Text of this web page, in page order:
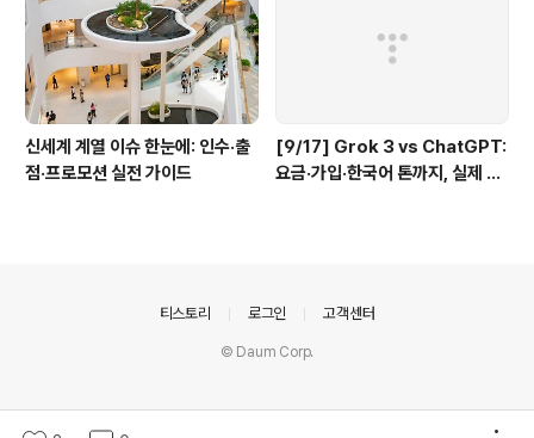
신세계 계열 이슈 한눈에: 인수·출
점·프로모션 실전 가이드
[9/17] Grok 3 vs ChatGPT:
요금·가입·한국어 톤까지, 실제 작
티스토리 로그인 고객센터
© Daum Corp.